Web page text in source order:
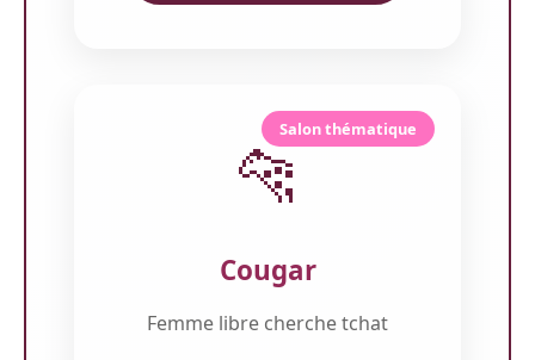
Salon thématique
🐆
Cougar
Femme libre cherche tchat